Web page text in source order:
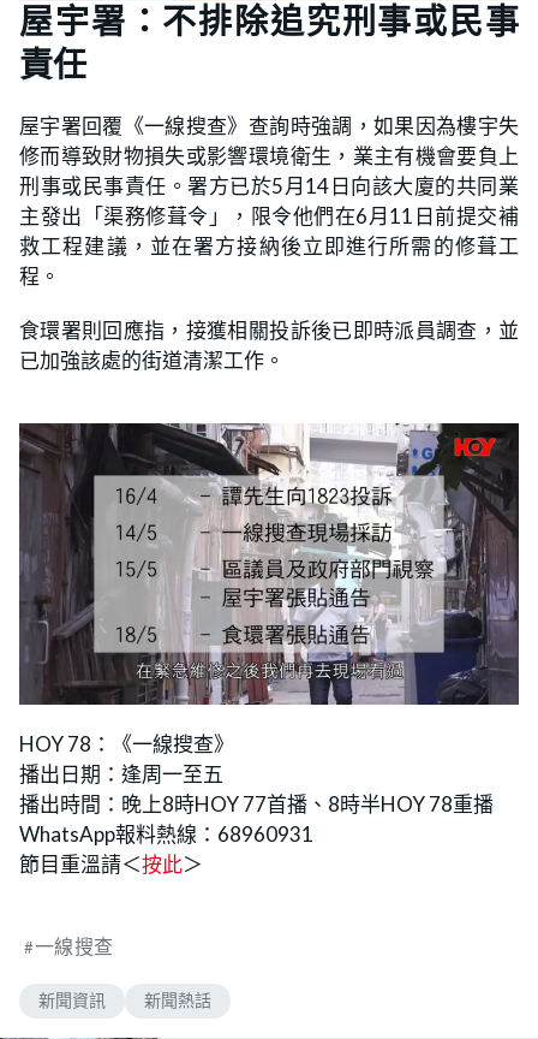
屋宇署：不排除追究刑事或民事
責任
屋宇署回覆《一線搜查》查詢時強調，如果因為樓宇失
修而導致財物損失或影響環境衛生，業主有機會要負上
刑事或民事責任。署方已於5月14日向該大廈的共同業
主發出「渠務修葺令」，限令他們在6月11日前提交補
救工程建議，並在署方接納後立即進行所需的修葺工
程。
食環署則回應指，接獲相關投訴後已即時派員調查，並
已加強該處的街道清潔工作。
HOY 78：《一線搜查》
播出日期：逢周一至五
播出時間：晚上8時HOY 77首播、8時半HOY 78重播
WhatsApp報料熱線：68960931
節目重溫請＜按此＞
一線搜查
新聞資訊 新聞熱話